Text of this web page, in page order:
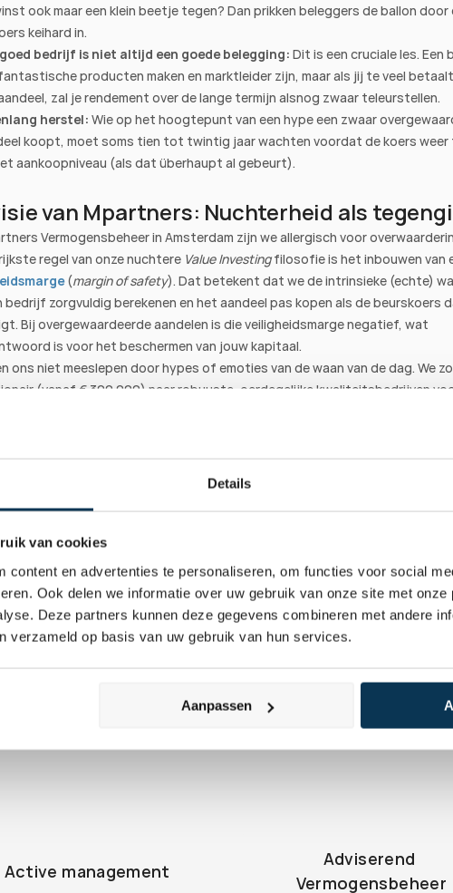
Details
van cookies
content en advertenties te personaliseren, om functies voor social
Ook delen we informatie over uw gebruik van onze site met
Deze partners kunnen deze gegevens combineren met andere
verzameld op basis van uw gebruik van hun services.
Aanpassen
ook maar een klein beetje tegen? Dan prikken beleggers de ballon
keihard in.
goed bedrijf is niet altijd een goede belegging: Dit is een cruciale les. Een
producten maken en marktleider zijn, maar als jij te veel
zal je rendement over de lange termijn alsnog zwaar teleurstellen.
herstel: Wie op het hoogtepunt van een hype een zwaar
koopt, moet soms tien tot twintig jaar wachten voordat de koers weer
aankoopniveau (als dat überhaupt al gebeurt).
van Mpartners: Nuchterheid als
Vermogensbeheer in Amsterdam zijn we allergisch voor
regel van onze nuchtere Value Investing
(margin of safety). Dat betekent dat we de intrinsieke (echte)
bedrijf zorgvuldig berekenen en het aandeel pas kopen als de beurskoers
Bij overgewaardeerde aandelen is die veiligheidsmarge negatief, wat
is voor het beschermen van jouw kapitaal.
ons niet meeslepen door hypes of emoties van de waan van de dag. We
(vanaf € 300.000) naar robuuste, oerdegelijke kwaliteitsbedrijven
netto schuld-tot-winstverhouding rond de 1x).
we zo’n kwaliteitsbedrijf kunnen aankopen voor een eerlijke, rationele
vermogensbeheerportefeuilles
in plaats van financiële hypes.
Active management
Adviserend
Vermogensbeheer